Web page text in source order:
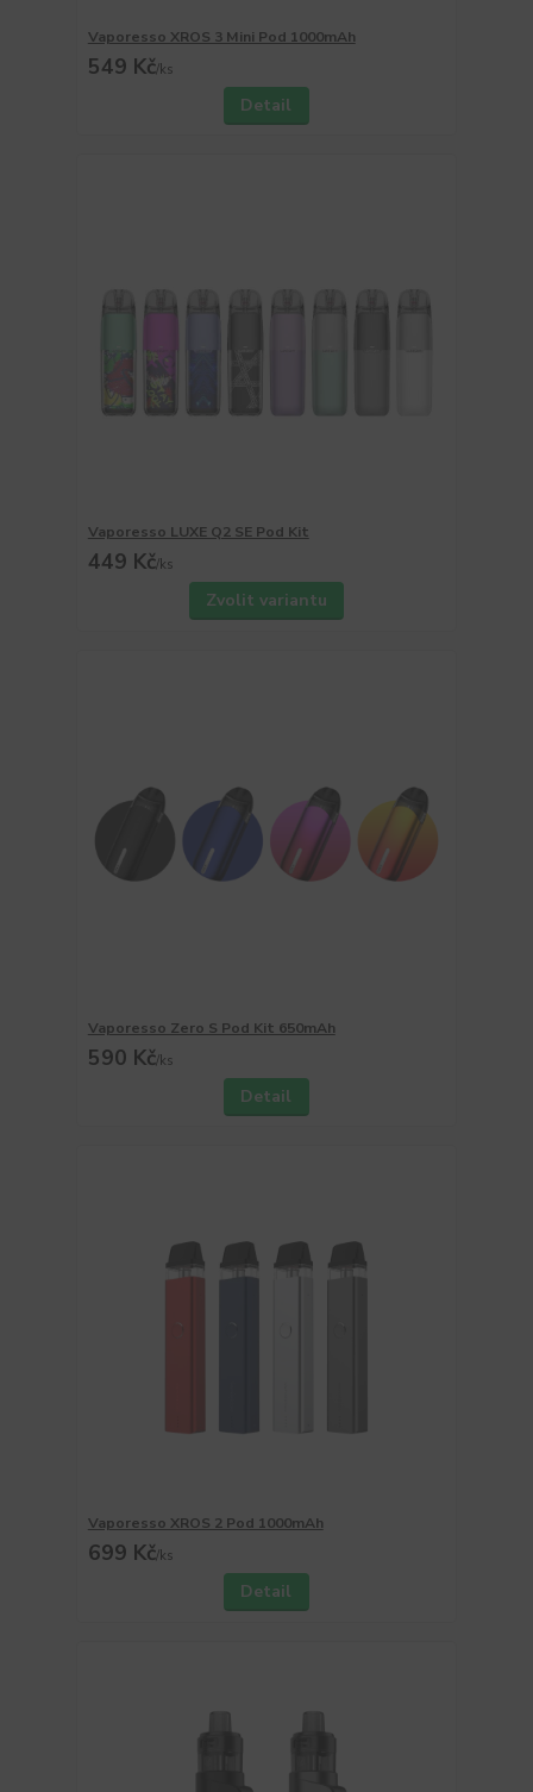
Vaporesso XROS 3 Mini Pod 1000mAh
549 Kč/ks
Detail
Vaporesso LUXE Q2 SE Pod Kit
449 Kč/ks
Zvolit variantu
Vaporesso Zero S Pod Kit 650mAh
590 Kč/ks
Detail
Vaporesso XROS 2 Pod 1000mAh
699 Kč/ks
Detail